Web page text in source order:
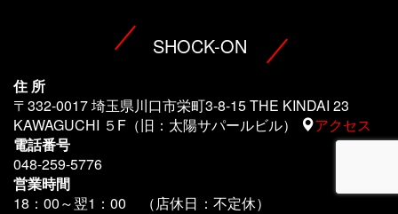
SHOCK-ON
住 所
〒332-0017 埼玉県川口市栄町3-8-15 THE KINDAI 23
KAWAGUCHI ５F（旧：太陽サパールビル）
アクセス
電話番号
048-259-5776
営業時間
18：00～翌1 ：00 （店休日：不定休）